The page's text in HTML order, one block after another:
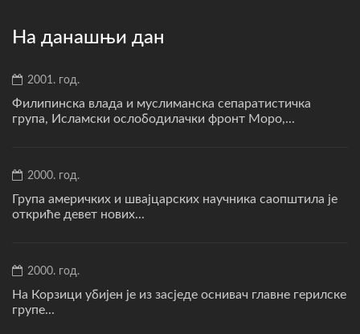
На данашњи дан
2001. год.
Филипинска влада и муслиманска сепаратистичка
група, Исламски ослободилачки фронт Моро,...
2000. год.
Група америчких и швајцарских научника саопштила је
откриће девет нових...
2000. год.
На Корзици убијен је из засједе оснивач главне герилске
групе...